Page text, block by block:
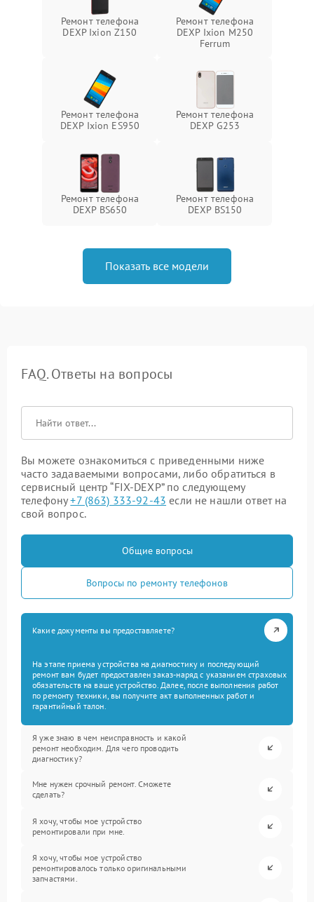
Ремонт телефона
DEXP Ixion Z150
Ремонт телефона
DEXP Ixion M250
Ferrum
Ремонт телефона
DEXP Ixion ES950
Ремонт телефона
DEXP G253
Ремонт телефона
DEXP BS650
Ремонт телефона
DEXP BS150
Показать все модели
FAQ. Ответы на вопросы
Вы можете ознакомиться с приведенными ниже
часто задаваемыми вопросами, либо обратиться в
сервисный центр “FIX-DEXP” по следующему
телефону+7 (863) 333-92-43 если не нашли ответ на
свой вопрос.
Общие вопросы
Вопросы по ремонту телефонов
Какие документы вы предоставляете?
На этапе приема устройства на диагностику и последующий
ремонт вам будет предоставлен заказ-наряд с указанием страховых
обязательств на ваше устройство. Далее, после выполнения работ
по ремонту техники, вы получите акт выполненных работ и
гарантийный талон.
Я уже знаю в чем неисправность и какой
ремонт необходим. Для чего проводить
диагностику?
Мне нужен срочный ремонт. Сможете
сделать?
Я хочу, чтобы мое устройство
ремонтировали при мне.
Я хочу, чтобы мое устройство
ремонтировалось только оригинальными
запчастями.